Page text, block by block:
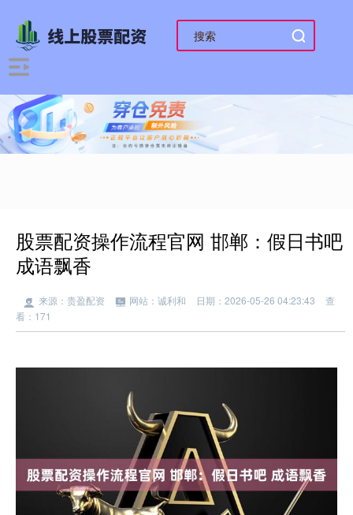
股票配资操作流程官网 邯郸：假日书吧
成语飘香
来源：贵盈配资 网站：诚利和 日期：2026-05-26 04:23:43
查
看：171